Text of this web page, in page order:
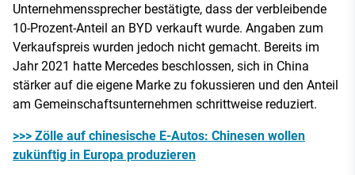
Unternehmenssprecher bestätigte, dass der verbleibende
10-Prozent-Anteil an BYD verkauft wurde. Angaben zum
Verkaufspreis wurden jedoch nicht gemacht. Bereits im
Jahr 2021 hatte Mercedes beschlossen, sich in China
stärker auf die eigene Marke zu fokussieren und den Anteil
am Gemeinschaftsunternehmen schrittweise reduziert.
>>> Zölle auf chinesische E-Autos: Chinesen wollen
zukünftig in Europa produzieren